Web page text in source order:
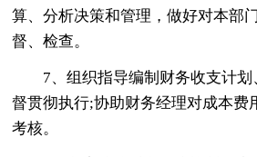
算、分析决策和管理，做好对本部
督、检查。
7、组织指导编制财务收支计
督贯彻执行;协助财务经理对成本费
考核。